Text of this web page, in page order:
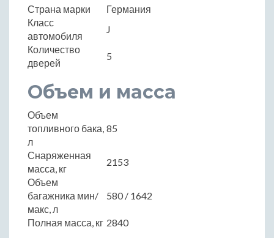
Страна марки
Германия
Класс
автомобиля
J
Количество
дверей
5
Объем и масса
Объем
топливного бака,
л
85
Снаряженная
масса, кг
2153
Объем
багажника мин/
макс, л
580 / 1642
Полная масса, кг 2840